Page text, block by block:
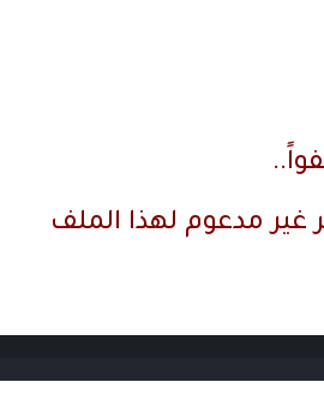
غير مدعوم لهذا الملف